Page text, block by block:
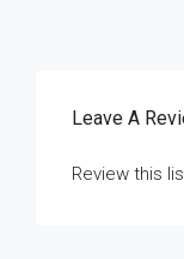
Leave A
Review this